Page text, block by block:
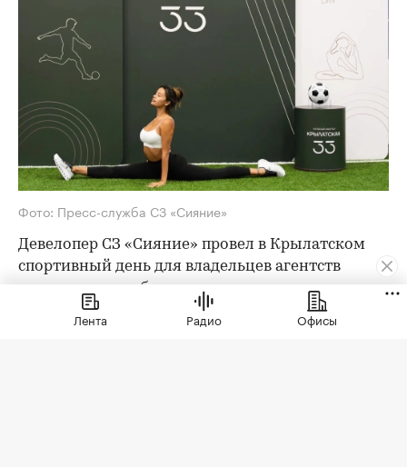
Фото: Пресс-служба СЗ «Сияние»
Девелопер СЗ «Сияние» провел в Крылатском
спортивный день для владельцев агентств
недвижимости, брокеров премиального
сегмента, блогеров и лидеров мнений отрасли.
Мероприятие состоялось в Paris Saint-Germain
Лента Радио Офисы